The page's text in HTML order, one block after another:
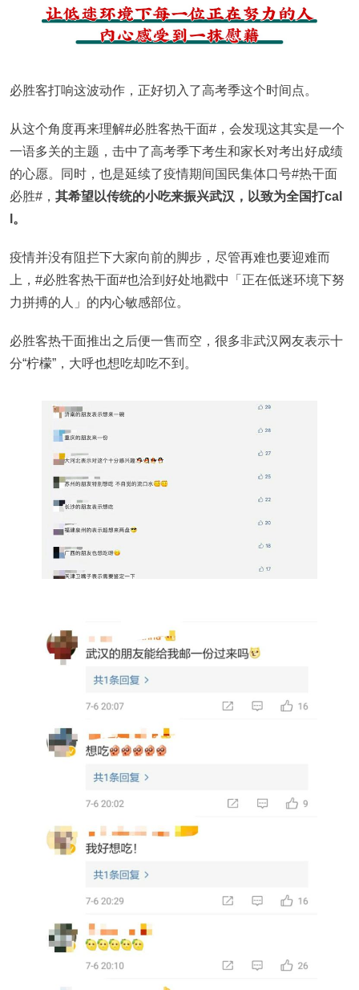
必胜客打响这波动作，正好切入了高考季这个时间点。
从这个角度再来理解#必胜客热干面#，会发现这其实是一个
一语多关的主题，击中了高考季下考生和家长对考出好成绩
的心愿。同时，也是延续了疫情期间国民集体口号#热干面
必胜#， 其希望以传统的小吃来振兴武汉，以致为全国打cal
l。
疫情并没有阻拦下大家向前的脚步，尽管再难也要迎难而
上，#必胜客热干面#也洽到好处地戳中「正在低迷环境下努
力拼搏的人」的内心敏感部位。
必胜客热干面推出之后便一售而空，很多非武汉网友表示十
分“柠檬”，大呼也想吃却吃不到。